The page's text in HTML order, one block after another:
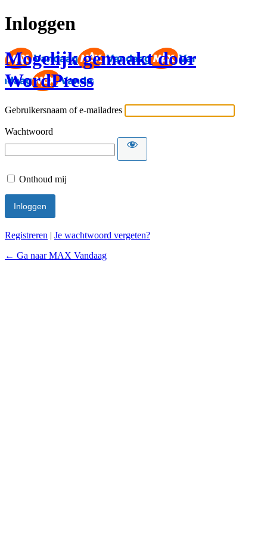
Inloggen
Mogelijk gemaakt door
WordPress
Gebruikersnaam of e-mailadres
Wachtwoord
Onthoud mij
Registreren | Je wachtwoord vergeten?
← Ga naar MAX Vandaag